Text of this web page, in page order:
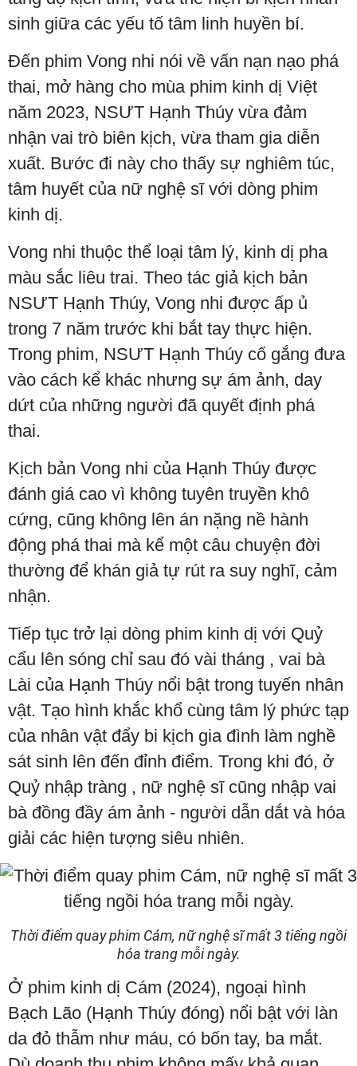
sinh giữa các yếu tố tâm linh huyền bí.
Đến phim Vong nhi nói về vấn nạn nạo phá
thai, mở hàng cho mùa phim kinh dị Việt
năm 2023, NSƯT Hạnh Thúy vừa đảm
nhận vai trò biên kịch, vừa tham gia diễn
xuất. Bước đi này cho thấy sự nghiêm túc,
tâm huyết của nữ nghệ sĩ với dòng phim
kinh dị.
Vong nhi thuộc thể loại tâm lý, kinh dị pha
màu sắc liêu trai. Theo tác giả kịch bản
NSƯT Hạnh Thúy, Vong nhi được ấp ủ
trong 7 năm trước khi bắt tay thực hiện.
Trong phim, NSƯT Hạnh Thúy cố gắng đưa
vào cách kể khác nhưng sự ám ảnh, day
dứt của những người đã quyết định phá
thai.
Kịch bản Vong nhi của Hạnh Thúy được
đánh giá cao vì không tuyên truyền khô
cứng, cũng không lên án nặng nề hành
động phá thai mà kể một câu chuyện đời
thường để khán giả tự rút ra suy nghĩ, cảm
nhận.
Tiếp tục trở lại dòng phim kinh dị với Quỷ
cẩu lên sóng chỉ sau đó vài tháng , vai bà
Lài của Hạnh Thúy nổi bật trong tuyến nhân
vật. Tạo hình khắc khổ cùng tâm lý phức tạp
của nhân vật đẩy bi kịch gia đình làm nghề
sát sinh lên đến đỉnh điểm. Trong khi đó, ở
Quỷ nhập tràng , nữ nghệ sĩ cũng nhập vai
bà đồng đầy ám ảnh - người dẫn dắt và hóa
giải các hiện tượng siêu nhiên.
Thời điểm quay phim Cám, nữ nghệ sĩ mất 3 tiếng ngồi
hóa trang mỗi ngày.
Ở phim kinh dị Cám (2024), ngoại hình
Bạch Lão (Hạnh Thúy đóng) nổi bật với làn
da đỏ thẫm như máu, có bốn tay, ba mắt.